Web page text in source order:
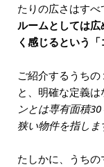
たりの広さはすべ
ルームとしては
く感じるという
ご紹介するうち
と、明確な定義
ンとは専有面積
狭い物件を指しま
たしかに、うち